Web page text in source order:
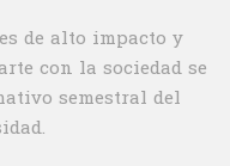
de alto impacto y
con la sociedad se
semestral del